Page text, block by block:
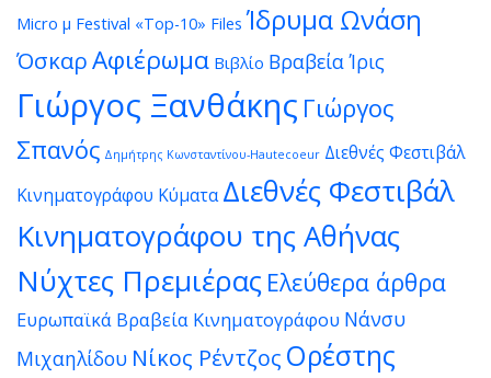
Micro μ Festival «Top-10» Files Ίδρυμα Ωνάση
ΌσκαρΑφιέρωμα Βιβλίο Βραβεία Ίρις
Γιώργος Ξανθάκης Γιώργος
Σπανός Δημήτρης Κωνσταντίνου-Hautecoeur Διεθνές Φεστιβάλ
Κινηματογράφου Κύματα Διεθνές Φεστιβάλ
Κινηματογράφου της Αθήνας
Νύχτες Πρεμιέρας Ελεύθερα άρθρα
Ευρωπαϊκά Βραβεία Κινηματογράφου Νάνσυ
Μιχαηλίδου Νίκος Ρέντζος Ορέστης